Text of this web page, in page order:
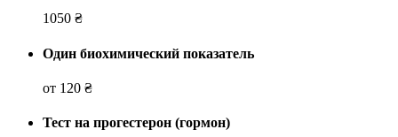
1050 ₴
Один биохимический показатель
от 120 ₴
Тест на прогестерон (гормон)